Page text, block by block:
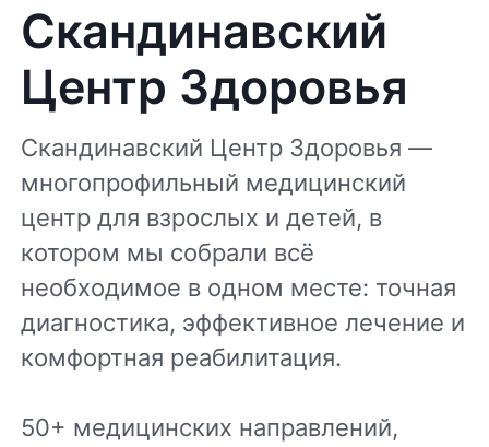
Скандинавский
Центр Здоровья
Скандинавский Центр Здоровья —
многопрофильный медицинский
центр для взрослых и детей, в
котором мы собрали всё
необходимое в одном месте: точная
диагностика, эффективное лечение и
комфортная реабилитация.
50+ медицинских направлений,